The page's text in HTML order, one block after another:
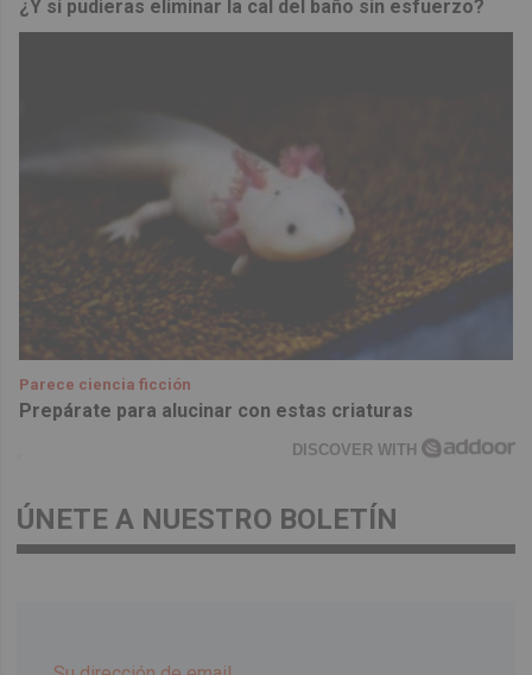
¿Y si pudieras eliminar la cal del baño sin esfuerzo?
Parece ciencia ficción
Prepárate para alucinar con estas criaturas
DISCOVER WITH
ÚNETE A NUESTRO BOLETÍN